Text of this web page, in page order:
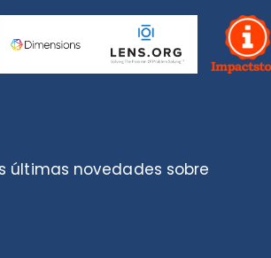
últimas novedades sobre